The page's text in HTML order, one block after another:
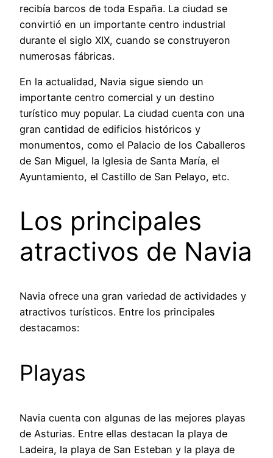
recibía barcos de toda España. La ciudad se
convirtió en un importante centro industrial
durante el siglo XIX, cuando se construyeron
numerosas fábricas.
En la actualidad, Navia sigue siendo un
importante centro comercial y un destino
turístico muy popular. La ciudad cuenta con una
gran cantidad de edificios históricos y
monumentos, como el Palacio de los Caballeros
de San Miguel, la Iglesia de Santa María, el
Ayuntamiento, el Castillo de San Pelayo, etc.
Los principales
atractivos de Navia
Navia ofrece una gran variedad de actividades y
atractivos turísticos. Entre los principales
destacamos:
Playas
Navia cuenta con algunas de las mejores playas
de Asturias. Entre ellas destacan la playa de
Ladeira, la playa de San Esteban y la playa de